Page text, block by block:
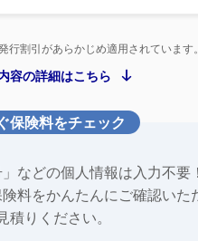
割引があらかじめ適用されています。
容の詳細はこちら
保険料をチェック
などの個人情報は入力不要！
料をかんたんにご確認いた
積りください。